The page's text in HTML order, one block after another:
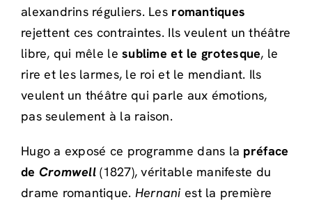
alexandrins réguliers. Les romantiques
rejettent ces contraintes. Ils veulent un théâtre
libre, qui mêle lesublime et le grotesque, le
rire et les larmes, le roi et le mendiant. Ils
veulent un théâtre qui parle aux émotions,
pas seulement à la raison.
Hugo a exposé ce programme dans la préface
de Cromwell(1827), véritable manifeste du
drame romantique. Hernani est la première